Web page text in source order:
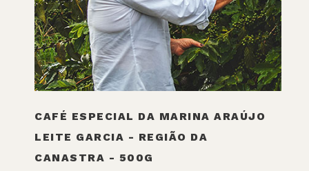
CAFÉ ESPECIAL DA MARINA ARAÚJO
LEITE GARCIA - REGIÃO DA
CANASTRA - 500G